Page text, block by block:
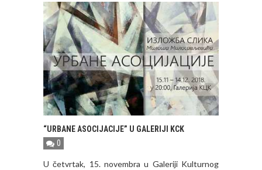
“URBANE ASOCIJACIJE” U GALERIJI KCK
0
U četvrtak, 15. novembra u Galeriji Kulturnog